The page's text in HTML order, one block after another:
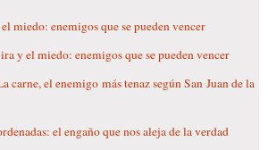
miedo: enemigos que se pueden vencer
y el miedo: enemigos que se pueden vencer
carne, el enemigo más tenaz según San Juan de la
el engaño que nos aleja de la verdad